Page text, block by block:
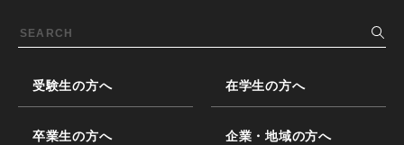
受験生の方へ 在学生の方へ
卒業生の方へ 企業・地域の方へ